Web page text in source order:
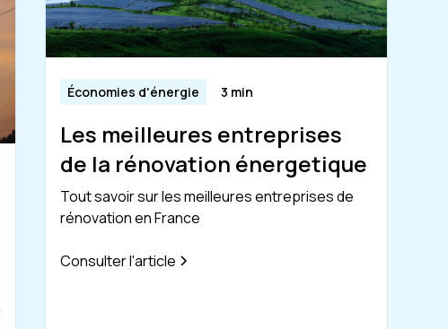
Économies d'énergie 3 min
Les meilleures entreprises
de la rénovation énergetique
Tout savoir sur les meilleures entreprises de
rénovation en France
Consulter l'article